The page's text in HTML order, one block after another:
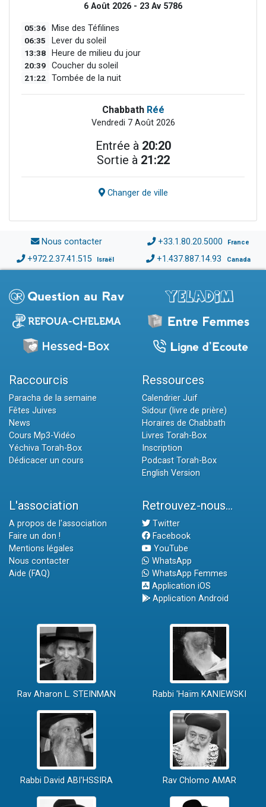
6 Août 2026 - 23 Av 5786
05:36 Mise des Téfilines
06:35 Lever du soleil
13:38 Heure de milieu du jour
20:39 Coucher du soleil
21:22 Tombée de la nuit
Chabbath Réé
Vendredi 7 Août 2026
Entrée à 20:20
Sortie à 21:22
Changer de ville
Nous contacter +33.1.80.20.5000 France
+972.2.37.41.515 Israël +1.437.887.14.93 Canada
Raccourcis
Paracha de la semaine
Fêtes Juives
News
Cours Mp3-Vidéo
Yéchiva Torah-Box
Dédicacer un cours
Ressources
Calendrier Juif
Sidour (livre de prière)
Horaires de Chabbath
Livres Torah-Box
Inscription
Podcast Torah-Box
English Version
L'association
A propos de l'association
Faire un don !
Mentions légales
Nous contacter
Aide (FAQ)
Retrouvez-nous...
Twitter
Facebook
YouTube
WhatsApp
WhatsApp Femmes
Application iOS
Application Android
Rav Aharon L. STEINMAN Rabbi 'Haïm KANIEWSKI
Rabbi David ABI'HSSIRA Rav Chlomo AMAR